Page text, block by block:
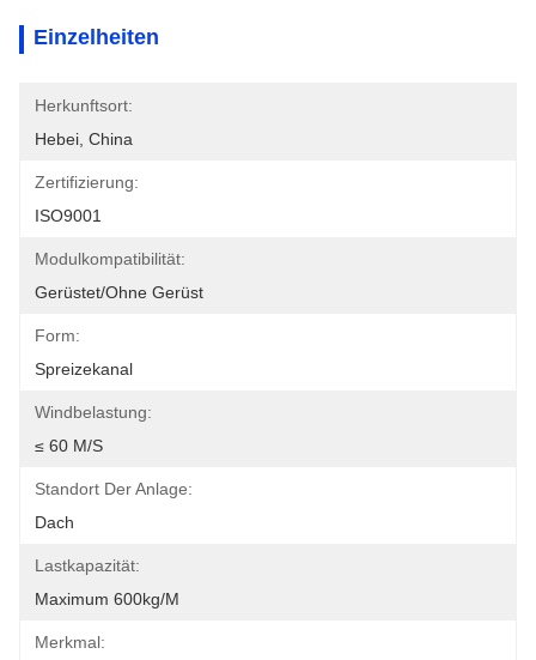
Einzelheiten
Herkunftsort:
Hebei, China
Zertifizierung:
ISO9001
Modulkompatibilität:
Gerüstet/ohne Gerüst
Form:
Spreizekanal
Windbelastung:
≤ 60 M/s
Standort Der Anlage:
Dach
Lastkapazität:
Maximum 600kg/m
Merkmal: